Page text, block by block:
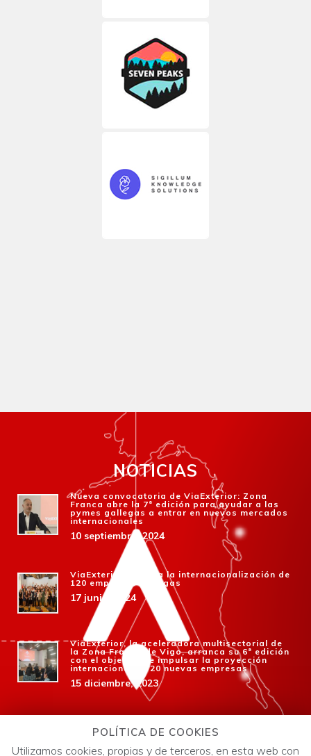
NOTICIAS
Nueva convocatoria de ViaExterior: Zona
Franca abre la 7ª edición para ayudar a las
pymes gallegas a entrar en nuevos mercados
internacionales
10 septiembre, 2024
ViaExterior impulsa la internacionalización de
120 empresas gallegas
17 junio, 2024
ViaExterior, la aceleradora multisectorial de
la Zona Franca de Vigo, arranca su 6ª edición
con el objetivo de impulsar la proyección
internacional de 20 nuevas empresas
15 diciembre, 2023
para que las empresas gallegas amplíen
negocio en el exterior
14 octubre, 2023
POLÍTICA DE COOKIES
Utilizamos cookies, propias y de terceros, en esta web con